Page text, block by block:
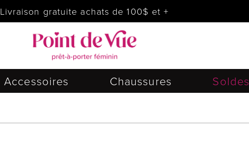
Livraison gratuite achats de 100$ et +
Accessoires Chaussures Soldes